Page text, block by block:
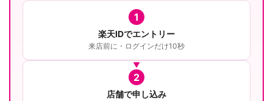
1
楽天IDでエントリー
来店前に・ログインだけ10秒
2
店舗で申し込み